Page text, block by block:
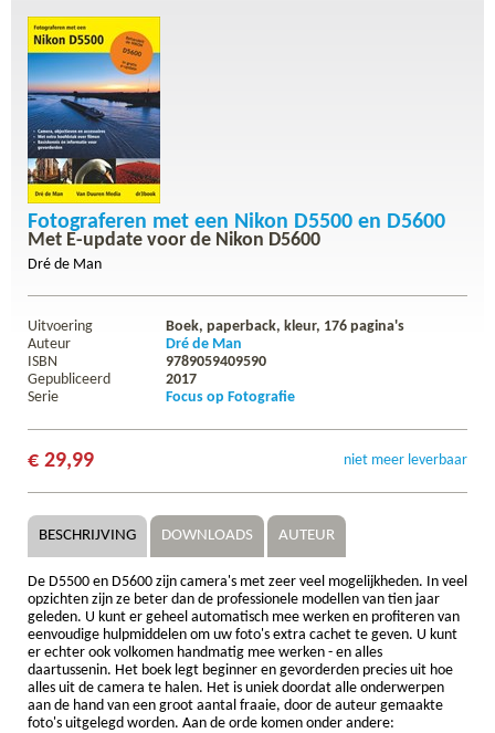
fotograferen met een nikon d5500 en d5600
Fotograferen met een Nikon D5500 en D5600
Met E-update voor de Nikon D5600
Dré de Man
Uitvoering Boek, paperback, kleur, 176 pagina's
Auteur
Dré de Man
ISBN
9789059409590
Gepubliceerd
2017
Serie
Focus op Fotografie
€ 29,99 niet meer leverbaar
BESCHRIJVING DOWNLOADS AUTEUR
De D5500 en D5600 zijn camera's met zeer veel mogelijkheden. In veel
opzichten zijn ze beter dan de professionele modellen van tien jaar
geleden. U kunt er geheel automatisch mee werken en profiteren van
eenvoudige hulpmiddelen om uw foto's extra cachet te geven. U kunt
er echter ook volkomen handmatig mee werken - en alles
daartussenin. Het boek legt beginner en gevorderden precies uit hoe
alles uit de camera te halen. Het is uniek doordat alle onderwerpen
aan de hand van een groot aantal fraaie, door de auteur gemaakte
foto's uitgelegd worden. Aan de orde komen onder andere: